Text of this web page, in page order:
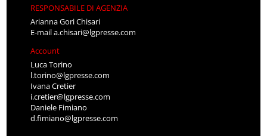
RESPONSABILE DI AGENZIA
Arianna Gori Chisari
E-maila.chisari@lgpresse.com
Account
Luca Torino
l.torino@lgpresse.com
Ivana Cretier
i.cretier@lgpresse.com
Daniele Fimiano
d.fimiano@lgpresse.com